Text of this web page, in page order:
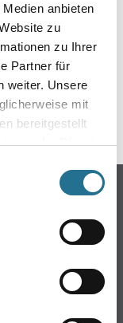
anbieten
zu
zu Ihrer
Partner für
weiter. Unsere
mit
bereitgestellt
der Dienste
Lösung und
beheben.
Online-Shop